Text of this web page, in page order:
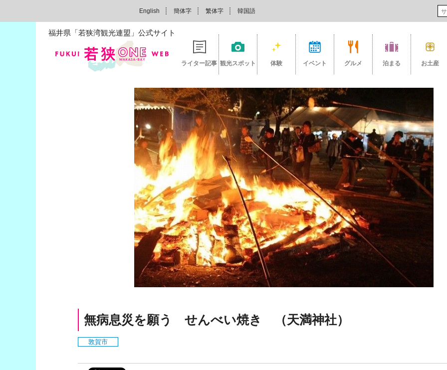
English 簡体字 繁体字 韓国語
福井県「若狭湾観光連盟」公式サイト
ライター記事 観光スポット 体験 イベント グルメ 泊まる お土産
無病息災を願う せんべい焼き （天満神社）
敦賀市